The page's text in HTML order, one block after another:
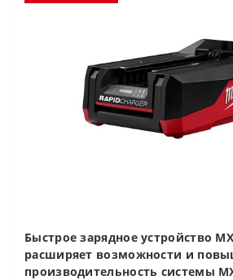
Быстрое зарядное устройство
расширяет возможности и
производительность системы